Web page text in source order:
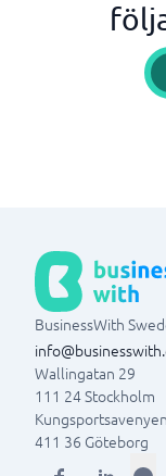
BusinessWith
Wallingatan 29
111 24Stockholm
411 36 Göteborg